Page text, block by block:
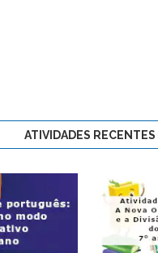
ATIVIDADES RECENTES